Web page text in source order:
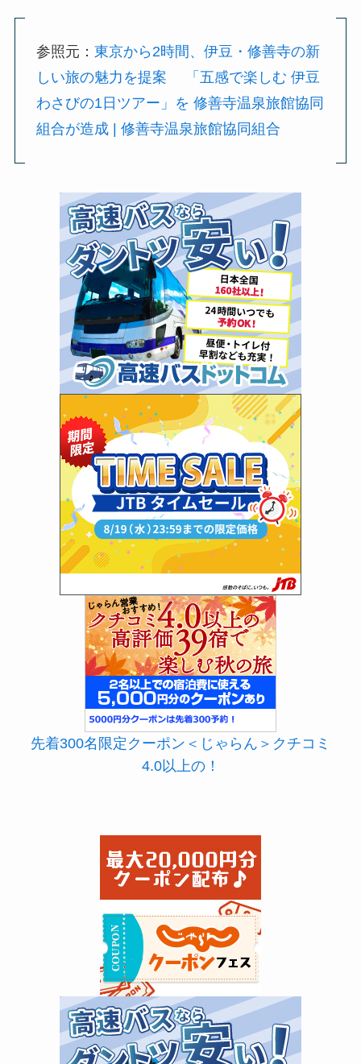
参照元： 東京から2時間、伊豆・修善寺の新
しい旅の魅力を提案 「五感で楽しむ 伊豆
わさびの1日ツアー」を 修善寺温泉旅館協同
組合が造成 | 修善寺温泉旅館協同組合
先着300名限定クーポン＜じゃらん＞クチコミ
4.0以上の！